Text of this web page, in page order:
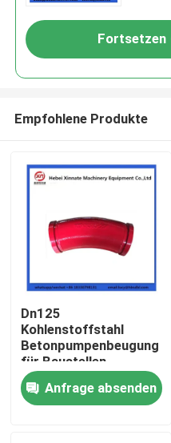
Startseite
Produkte
Fortsetzen
Empfohlene Produkte
Dn125
Kohlenstoffstahl
Betonpumpenbeugung
für Baustellen
Anfrage absenden